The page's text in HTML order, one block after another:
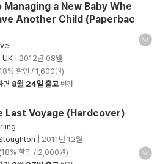
Managing a New Baby Whe
Another Child (Paperbac
UK
2012년 08월
할인 / 1,600원)
면 8월 24일 출고 변경
Last Voyage (Hardcover)
2011년 12월
할인 / 2,000원)